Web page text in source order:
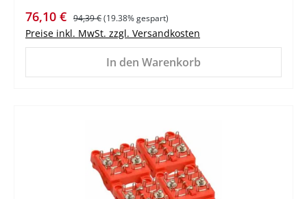
Verkaufspreis:
76,10 € Regulärer Preis:
94,39 €(19.38% gespart)
Preise inkl. MwSt. zzgl. Versandkosten
In den Warenkorb